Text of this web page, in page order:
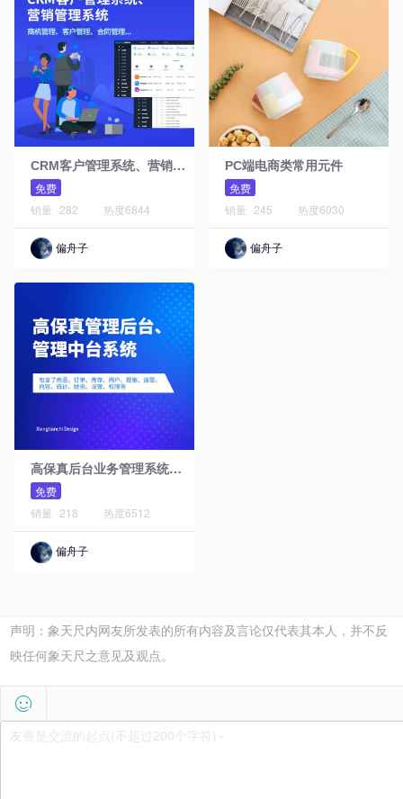
C
RM客户管理系统、营销管理系统
免费
销量 282 热度6844
偏舟子
PC端电商类常用元件
免费
销量 245 热度6030
偏舟子
高
保真后台业务管理系统原型模板库
免费
销量 218 热度6512
偏舟子
声明：象天尺内网友所发表的所有内容及言论仅代表其本人，并不反
映任何象天尺之意见及观点。
